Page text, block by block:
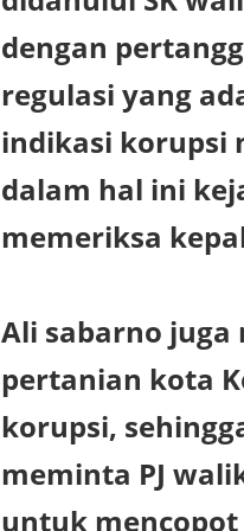
dengan
regulasi yang
indikasi korupsi
dalam hal ini
memeriksa
Ali sabarno juga
pertanian kota
korupsi,
meminta PJ
untuk